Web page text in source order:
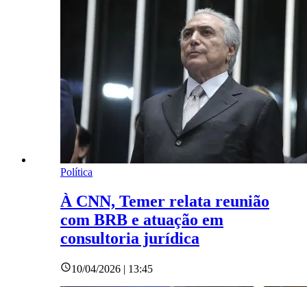
Política
À CNN, Temer relata reunião
com BRB e atuação em
consultoria jurídica
10/04/2026 | 13:45